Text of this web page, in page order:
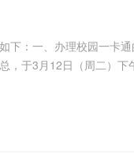
：一、办理校园一卡
，于3月12日（周二）
二、学院集中办理只针